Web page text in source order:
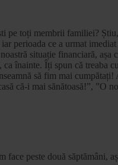
pe toți membrii familiei?
perioada ce a urmat
situație financiară, așa
înainte. Îți spun că treaba
să fim mai cumpătați!
că-i mai sănătoasă!”, ”O
peste două săptămâni,